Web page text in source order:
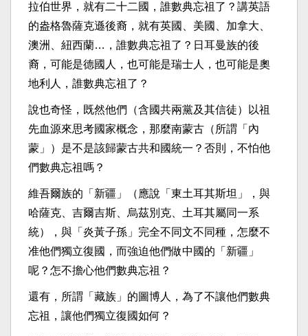
拉伯世界，就有二十二國，誰數典忘祖了？講英語
的盎格魯薩克遜後裔，就有英國、美國、加拿大、
澳洲、紐西蘭…，誰數典忘祖了？日耳曼族的後
裔，可能是德國人，也可能是瑞士人，也可能是奧
地利人，誰數典忘祖了？
說也奇怪，既然他們（含國共兩黨及其信徒）以祖
先血源來思考國家概念，那麼南蒙古（所謂「內
蒙」）是不是該歸蒙古共和國統一？否則，不怕他
們數典忘祖嗎？
維吾爾族的「新疆」（應說「東土耳其斯坦」，與
哈薩克、吉爾吉斯、烏茲別克、土耳其屬同一系
統），與「炎黃子孫」完全不同文不同種，怎麼不
准他們獨立復國，而強迫他們做中國的「新疆」
呢？怎不擔心他們數典忘祖？
還有，所謂「藏族」的圖博人，為了不讓他們數典
忘祖，讓他們獨立復國如何？